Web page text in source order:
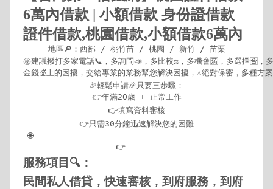
6萬內借款 | 小額借款 身份證借款
證件借款,桃園借款,小額借款6萬內
地區🔎：西部 / 桃竹苗 / 桃園 / 新竹 / 苗栗
㊙建議撥打多家電話📞，多詢問📣，多比較⚖，多機會🈵，多選擇🈴，
金錢💰上的困擾，交給專業的業務幫您解決困擾，⚠️絕對保密，多種
🎉輕鬆申請🎉只要三步驟：
👉年滿20歲 + 正常工作
👉填寫資料審核
👉只需30分鐘迅速解決您的困難
🌐https://xn--nwqv6gj47avy5a.com/northwest.html
👉
服務項目🔍：
民間私人借貸，快速審核，到府服務，到府